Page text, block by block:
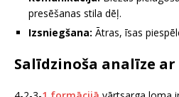
presēšanas stila dēļ.
Izsniegšana: Ātras, īsas
Salīdzinoša analīze ar